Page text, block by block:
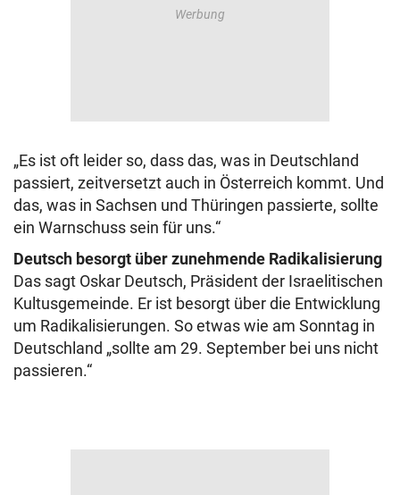
„Es ist oft leider so, dass das, was in Deutschland
passiert, zeitversetzt auch in Österreich kommt. Und
das, was in Sachsen und Thüringen passierte, sollte
ein Warnschuss sein für uns.“
Deutsch besorgt über zunehmende Radikalisierung
Das sagt Oskar Deutsch, Präsident der Israelitischen
Kultusgemeinde. Er ist besorgt über die Entwicklung
um Radikalisierungen. So etwas wie am Sonntag in
Deutschland „sollte am 29. September bei uns nicht
passieren.“